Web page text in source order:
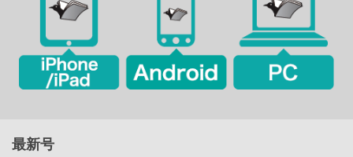
最新号